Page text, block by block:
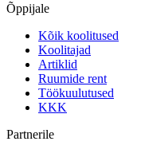
Õppijale
Kõik koolitused
Koolitajad
Artiklid
Ruumide rent
Töökuulutused
KKK
Partnerile